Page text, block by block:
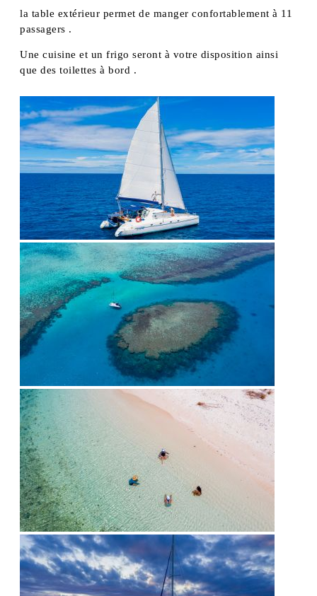
la table extérieur permet de manger confortablement à 11
passagers .
Une cuisine et un frigo seront à votre disposition ainsi
que des toilettes à bord .